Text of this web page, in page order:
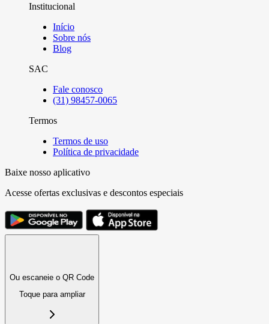
Institucional
Início
Sobre nós
Blog
SAC
Fale conosco
(31) 98457-0065
Termos
Termos de uso
Política de privacidade
Baixe nosso aplicativo
Acesse ofertas exclusivas e descontos especiais
Ou escaneie o QR Code
Toque para ampliar